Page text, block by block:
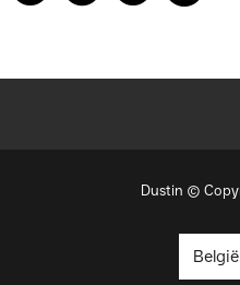
Dustin ©
België